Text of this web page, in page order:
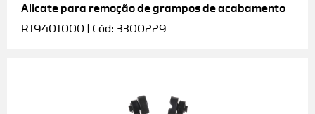
Alicate para remoção de grampos de acabamento
R19401000 | Cód: 3300229